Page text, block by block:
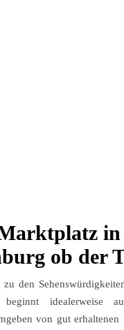
in
ob der
zu den
idealerweise
von gut erhaltenen